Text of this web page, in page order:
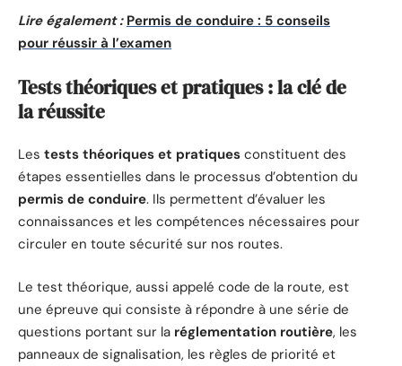
Lire également : Permis de conduire : 5 conseils
pour réussir à l’examen
Tests théoriques et pratiques : la clé de
la réussite
Les tests théoriques et pratiques constituent des
étapes essentielles dans le processus d’obtention du
permis de conduire. Ils permettent d’évaluer les
connaissances et les compétences nécessaires pour
circuler en toute sécurité sur nos routes.
Le test théorique, aussi appelé code de la route, est
une épreuve qui consiste à répondre à une série de
questions portant sur la réglementation routière, les
panneaux de signalisation, les règles de priorité et